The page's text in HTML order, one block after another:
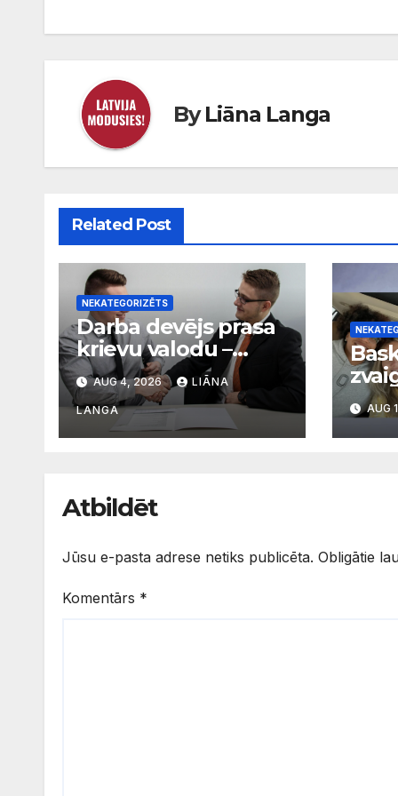
ByLiāna Langa
Related Post
NEKATEGORIZĒTS
Darba devējs prasa
krievu valodu –
pamatota prasība
vai diskriminācija?
Skaidro VDI
AUG 4, 2026 LIĀNA
LANGA AUG
Atbildēt
Jūsu e-pasta adrese netiks publicēta. Obligātie
Komentārs *